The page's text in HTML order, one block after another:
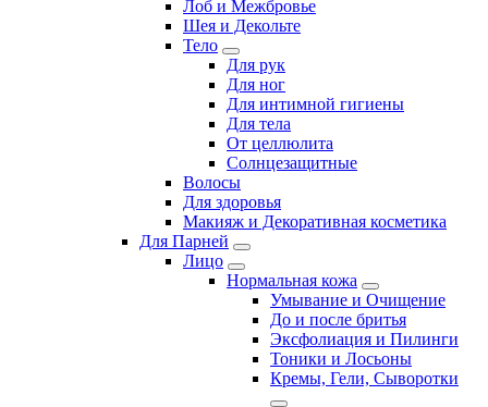
Лоб и Межбровье
Шея и Декольте
Тело
Для рук
Для ног
Для интимной гигиены
Для тела
От целлюлита
Солнцезащитные
Волосы
Для здоровья
Макияж и Декоративная косметика
Для Парней
Лицо
Нормальная кожа
Умывание и Очищение
До и после бритья
Эксфолиация и Пилинги
Тоники и Лосьоны
Кремы, Гели, Сыворотки